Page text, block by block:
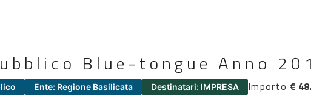
Blue-tongue Anno
Ente: Regione Basilicata Destinatari: IMPRESA Importo €